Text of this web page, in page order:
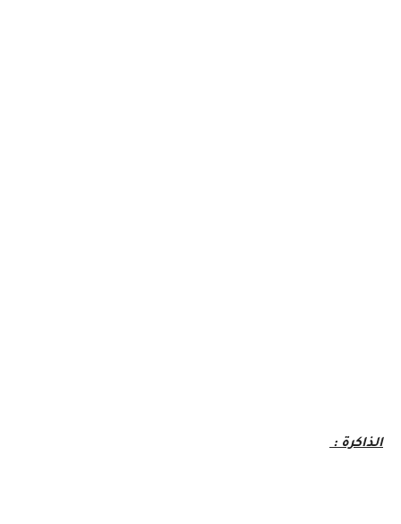
الذاكرة :